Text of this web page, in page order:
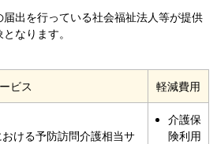
出を行っている社会福祉法人等が提供
なります。
ビス 軽減費用
ける予防訪問介護相当サ
介護保
険利用